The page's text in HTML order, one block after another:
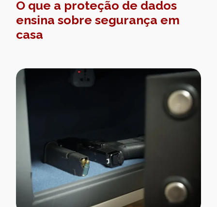
O que a proteção de dados
ensina sobre segurança em
casa